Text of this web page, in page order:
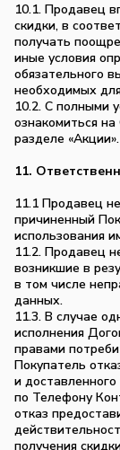
10.1. Продавец
скидки, в
получать
иные условия
обязательного
необходимых
10.2. С полными
ознакомиться
разделе
11.
11.1 Продавец
причиненный
использования
11.2. Продавец
возникшие в
в том числе
данных.
11.3. В случае
исполнения
правами
Покупатель
и
по Телефону
отказ
получения